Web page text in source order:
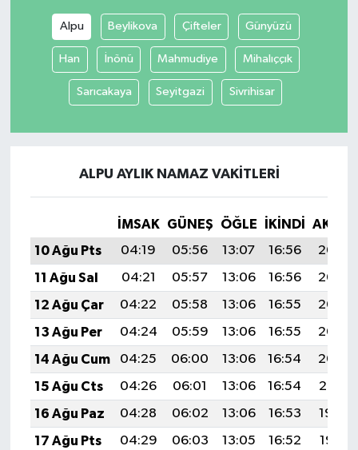
Alpu Beylikova Çifteler Günyüzü
Han İnönü Mahmudiye Mihalıççık
Sarıcakaya Seyitgazi Sivrihisar
ALPU AYLIK NAMAZ VAKITLERI
İMSAK GÜNEŞ ÖĞLE İKINDI
10 Ağu Pts
04:19 05:56 13:07 16:56
20:07
11 Ağu Sal
04:21 05:57 13:06 16:56
20:06
12 Ağu Çar
04:22 05:58 13:06 16:55
20:05
13 Ağu Per
04:24 05:59 13:06 16:55
20:03
14 Ağu Cum
04:25 06:00 13:06 16:54
20:02
15 Ağu Cts
04:26 06:01 13:06 16:54
20:01
16 Ağu Paz
04:28 06:02 13:06 16:53
19:59
17 Ağu Pts
04:29 06:03 13:05 16:52
19:58